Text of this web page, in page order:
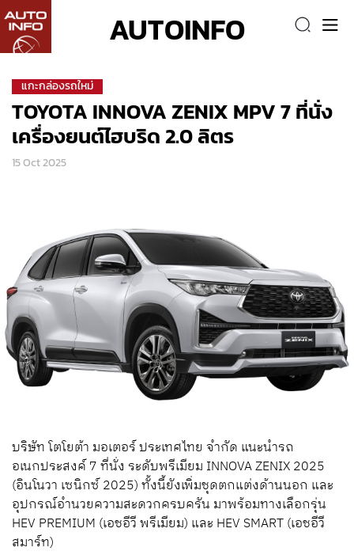
AUTOINFO
แกะกล่องรถใหม่
TOYOTA INNOVA ZENIX MPV 7 ที่นั่ง
เครื่องยนต์ไฮบริด 2.0 ลิตร
15 Oct 2025
บริษัท โตโยต้า มอเตอร์ ประเทศไทย จำกัด แนะนำรถ
อเนกประสงค์ 7 ที่นั่ง ระดับพรีเมียม INNOVA ZENIX 2025
(อินโนวา เซนิกซ์ 2025) ทั้งนี้ยังเพิ่มชุดตกแต่งด้านนอก และ
อุปกรณ์อำนวยความสะดวกครบครัน มาพร้อมทางเลือกรุ่น
HEV PREMIUM (เอชอีวี พรีเมียม) และ HEV SMART (เอชอีวี
สมาร์ท)